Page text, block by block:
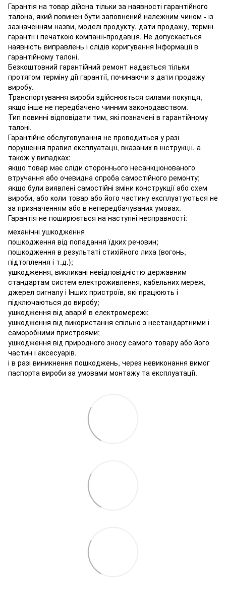
Гарантія на товар дійсна тільки за наявності гарантійного
талона, який повинен бути заповнений належним чином - із
зазначенням назви, моделі продукту, дати продажу, термін
гарантії і печаткою компанії-продавця. Не допускається
наявність виправлень і слідів коригування Інформації в
гарантійному талоні.
Безкоштовний гарантійний ремонт надається тільки
протягом терміну дії гарантії, починаючи з дати продажу
виробу.
Транспортування вироби здійснюється силами покупця,
якщо інше не передбачено чинним законодавством.
Тип повинні відповідати тим, які позначені в гарантійному
талоні.
Гарантійне обслуговування не проводиться у разі
порушення правил експлуатації, вказаних в інструкції, а
також у випадках:
якщо товар має сліди стороннього несанкціонованого
втручання або очевидна спроба самостійного ремонту;
якщо були виявлені самостійні зміни конструкції або схем
вироби, або коли товар або його частину експлуатуються не
за призначенням або в непередбачуваних умовах.
Гарантія не поширюється на наступні несправності:
механічні ушкодження
пошкодження від попадання їдких речовин;
пошкодження в результаті стихійного лиха (вогонь,
підтоплення і т.д.);
ушкодження, викликані невідповідністю державним
стандартам систем електроживлення, кабельних мереж,
джерел сигналу і Інших пристроїв, які працюють і
підключаються до виробу;
ушкодження від аварій в електромережі;
ушкодження від використання спільно з нестандартними і
саморобними пристроями;
ушкодження від природного зносу самого товару або його
частин і аксесуарів.
і в разі виникнення пошкоджень, через невиконання вимог
паспорта вироби за умовами монтажу та експлуатації.